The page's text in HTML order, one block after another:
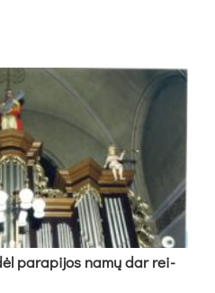
pa­ra­pi­jos na­mų dar rei­